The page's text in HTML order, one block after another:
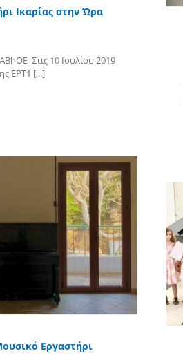
Ικαρίας στην Ώρα
Στις 10 Ιουλίου 2019
ΕΡΤ1 [...]
Εργαστήρι